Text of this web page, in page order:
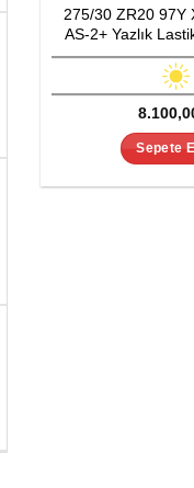
275/30 ZR20 97Y
AS-2+ Yazlık
Sepete